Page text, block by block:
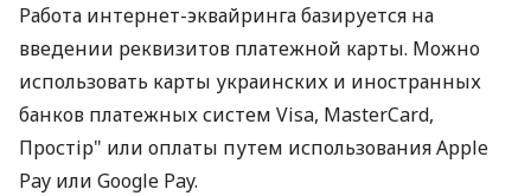
Работа интернет-эквайринга базируется на
введении реквизитов платежной карты. Можно
использовать карты украинских и иностранных
банков платежных систем Visa, MasterCard,
Простір" или оплаты путем использования Apple
Pay или Google Pay.